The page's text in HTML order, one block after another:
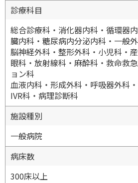
診療科目
総合診療科・消化器内科・循環器
臓内科・糖尿病内分泌内科・一般
脳神経外科・整形外科・小児科・
眼科・放射線科・麻酔科・救命救
ョン科
血液内科・形成外科・呼吸器外科
IVR科・病理診断科
施設種別
一般病院
病床数
300床以上